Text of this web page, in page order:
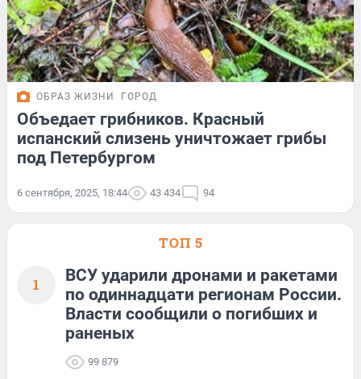
ОБРАЗ ЖИЗНИ ГОРОД
Объедает грибников. Красный
испанский слизень уничтожает грибы
под Петербургом
6 сентября, 2025, 18:44 43 434 94
ТОП 5
1
ВСУ ударили дронами и ракетами
по одиннадцати регионам России.
Власти сообщили о погибших и
раненых
99 879